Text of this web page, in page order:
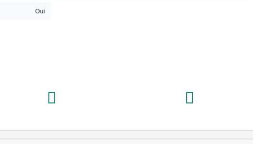
Oui